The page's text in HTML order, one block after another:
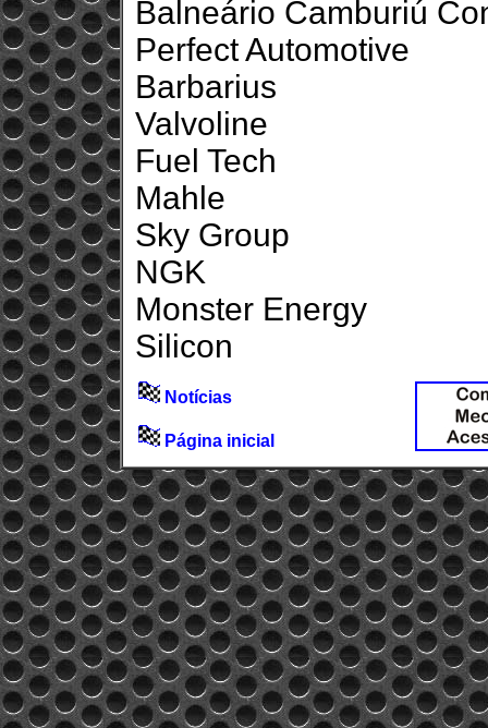
Balneário Camburiú
Perfect Automotive
Barbarius
Valvoline
Fuel Tech
Mahle
Sky Group
NGK
Monster Energy
Silicon
Notícias
Página inicial